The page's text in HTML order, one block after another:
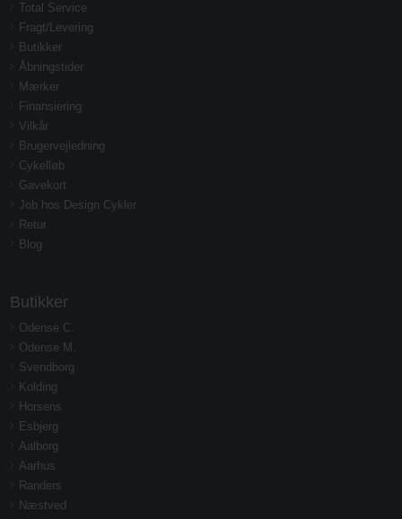
Total Service
Fragt/Levering
Butikker
Åbningstider
Mærker
Finansiering
Vilkår
Brugervejledning
Cykelløb
Gavekort
Job hos Design Cykler
Retur
Blog
Butikker
Odense C.
Odense M.
Svendborg
Kolding
Horsens
Esbjerg
Aalborg
Aarhus
Randers
Næstved